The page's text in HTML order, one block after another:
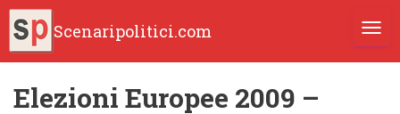
Scenaripolitici.com
Elezioni Europee 2009 –